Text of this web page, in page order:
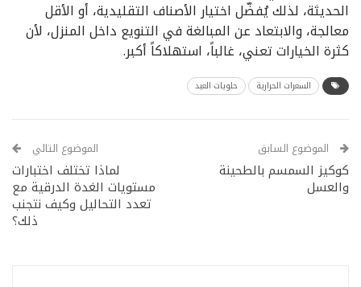
الحديثة، لذلك يُفضّل اختيار الأصناف التقليدية، أو الأقل
معالجة، والابتعاد عن المبالغة في التنويع داخل المنزل، لأن
كثرة الخيارات تعني، غالباً، استهلاكاً أكبر.
السعرات الحرارية حلويات العيد
الموضوع السابق
كوكيز السمسم بالطحينة
والعسل
الموضوع التالي
لماذا تختلف اختبارات
مستويات الغدة الدرقية مع
تعدد التحاليل وكيف نتجنب
ذلك؟